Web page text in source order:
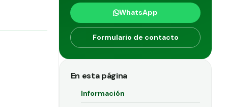
WhatsApp
Formulario de contacto
En esta página
Información